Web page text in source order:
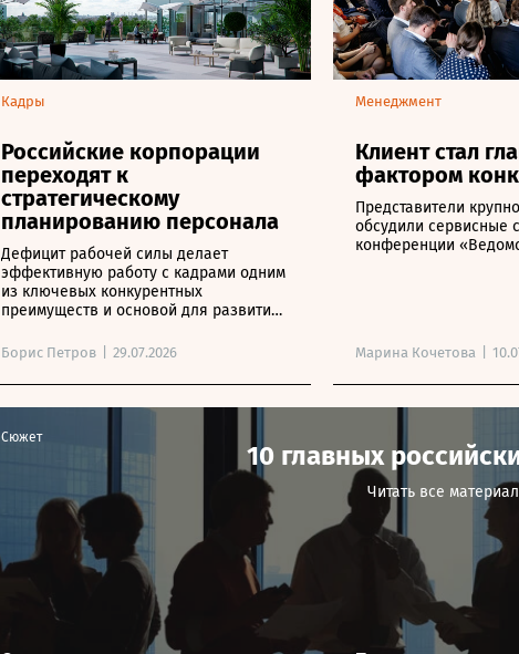
Кадры
Российские корпорации
переходят к
стратегическому
планированию персонала
Дефицит рабочей силы делает
эффективную работу с кадрами одним
из ключевых конкурентных
преимуществ и основой для развития
Борис Петров 29.07.2026
Менеджмент
Клиент стал
фактором
Представители
обсудили сервисные
конференции
Марина Кочетова
Сюжет
10 главных
Читать все